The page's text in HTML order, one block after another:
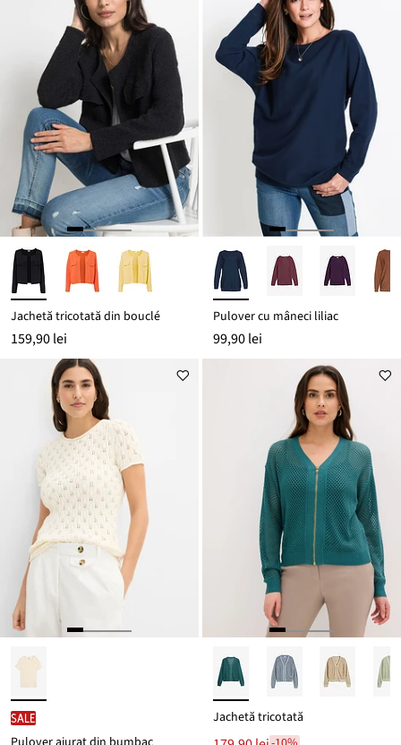
Jachetă tricotată din bouclé
159,90 lei
Pulover cu mâneci liliac
99,90 lei
SALE Jachetă tricotată